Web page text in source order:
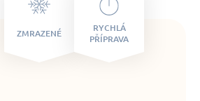
ZMRAZENÉ
RYCHLÁ
PŘÍPRAVA